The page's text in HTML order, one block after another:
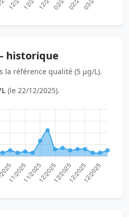
historique
la référence qualité (5 µg/L).
(le 22/12/2025).